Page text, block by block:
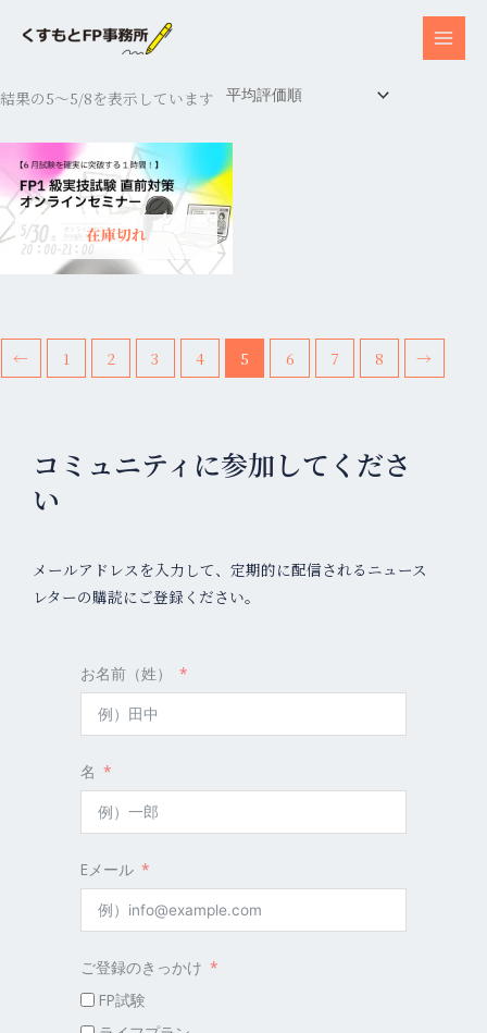
ス
ッ
結果の5～5/8を表示しています 均
順
在庫切れ
← 1 2 3 4 5 6 7 8 →
コミュニティに参加してくださ
い
メールアドレスを入力して、定期的に配信されるニュース
レターの購読にご登録ください。
お名前（姓）
名
Eメール
ご登録のきっかけ
FP試験